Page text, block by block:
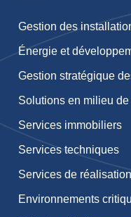
Gestion des
Énergie et
Gestion stratégique
Solutions en milieu de
Services immobiliers
Services techniques
Services de
Environnements